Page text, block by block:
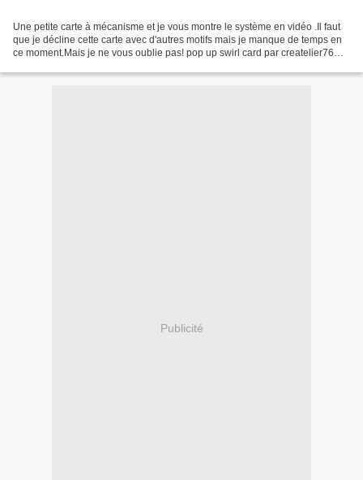
Une petite carte à mécanisme et je vous montre le système en vidéo .Il faut
que je décline cette carte avec d'autres motifs mais je manque de temps en
ce moment.Mais je ne vous oublie pas! pop up swirl card par createlier76
Publicité